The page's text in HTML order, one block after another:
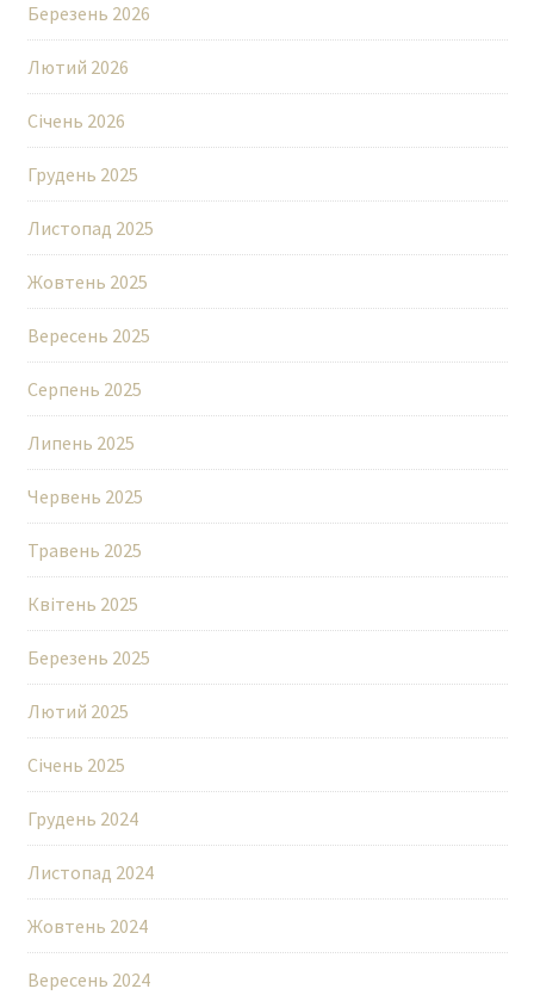
Березень 2026
Лютий 2026
Січень 2026
Грудень 2025
Листопад 2025
Жовтень 2025
Вересень 2025
Серпень 2025
Липень 2025
Червень 2025
Травень 2025
Квітень 2025
Березень 2025
Лютий 2025
Січень 2025
Грудень 2024
Листопад 2024
Жовтень 2024
Вересень 2024